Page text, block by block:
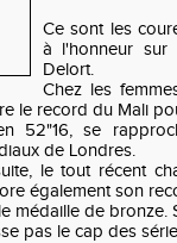
Ce sont les
à l'honneur sur
Delort.
Chez les
le record du Mali
52"16, se
de Londres.
le tout récent
également son
médaille de
pas le cap des